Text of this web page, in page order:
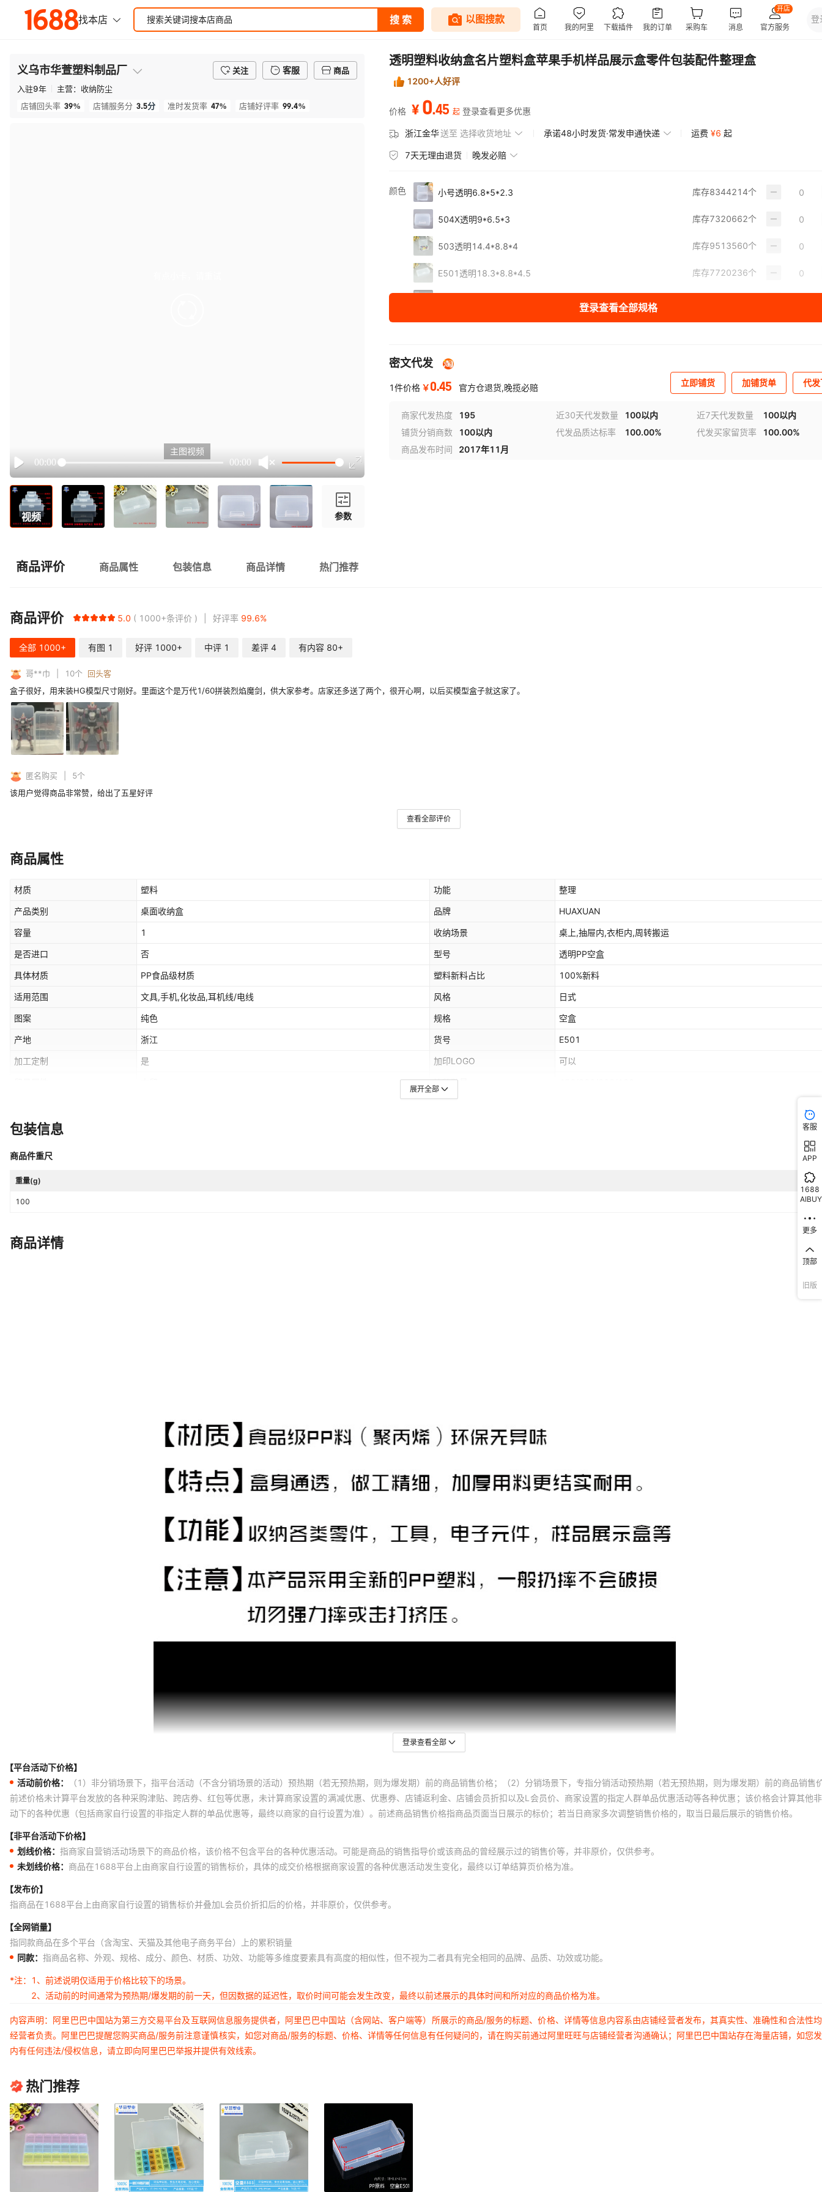
义乌市华萱塑料制品厂 关注 客服
商品
入驻9年 主营： 收纳防尘
店铺回头率 39% 店铺服务分 3.5分 准时发货率 47% 店铺好评率 99.4%
Play
00:00 00:00
主图视频
视频 参数
透明塑料收纳盒名片塑料盒苹果手机样品展示盒零件包装配件整理盒
1200+人好评
价格 ¥ 0.45 起 登录查看更多优惠
浙江金华送至 选择收货地址 承诺48小时发货·常发申通快递 运费 ¥6 起
7天无理由退货 晚发必赔
颜色 小号透明6.8*5*2.3 库存8344214个
504X透明9*6.5*3 库存7320662个
503透明14.4*8.8*4 库存9513560个
E501透明18.3*8.8*4.5 库存7720236个
10*7cm*3.2cm透明 库存67426212个
19.2*11*2.5cm 库存318190个
登录查看全部规格
密文代发
1件价格 ￥0.45 官方仓退货,晚揽必赔 立即铺货 加铺货单 代
商家代发热度 195 近30天代发数量 100以内 近7天代发数量
100以内
铺货分销商数
100以内 代发品质达标率 100.00% 代发买家留货率
100.00%
商品发布时间
2017年11月
商品评价 商品属性 包装信息 商品详情 热门推荐
商品评价 5.0 1000+条评价 好评率 99.6%
全部 1000+ 有图 1 好评 1000+ 中评 1 差评 4 有内容 80+
哥**巾 10个 回头客
盒子很好，用来装HG模型尺寸刚好。里面这个是万代1/60拼装烈焰魔剑，供大家参考。店家还多送了两个，很开心啊，以后买模型盒子就这家了。
匿名购买 5个
该用户觉得商品非常赞，给出了五星好评
查看全部评价
商品属性
材质 塑料 功能 整理
产品类别 桌面收纳盒 品牌 HUAXUAN
容量 1 收纳场景 桌上,抽屉内,衣柜内,周转搬运
是否进口 否 型号 透明PP空盒
具体材质 PP食品级材质 塑料新料占比 100%新料
适用范围 文具,手机,化妆品,耳机线/电线 风格 日式
图案 纯色 规格 空盒
产地 浙江 货号 E501
加工定制 是 加印LOGO 可以
箱装数量
专利
小号透明6.8*5*2.3,504X透明9*6.5*3,503透明14.4*8.8*4,E501
8.6*5.8*2cm,13*7.5*2.6cm,18.8*10.3*1.8cm,10*7cm*3.2cm透
主要下游平台
是否跨境出口专供货源
开合方式
展开全部
包装信息
商品件重尺
重量(g)
100
商品详情
登录查看全部
【平台活动下价格】
活动前价格：
（1）非分销场景下，指平台活动（不含分销场景的活动）预热期（若无预热期，则为爆发期）前的商品销售价格；（2）分销场景下，专指分销活动预热期（若无预热期，则为爆发期）前的商品销售
前述价格未计算平台发放的各种采购津贴、跨店券、红包等优惠，未计算商家设置的满减优惠、优惠券、店铺返利金、店铺会员折扣以及L会员价、商家设置的指定人群单品优惠活动等各种优惠；该价格会计算其他
动下的各种优惠（包括商家自行设置的非指定人群的单品优惠等，最终以商家的自行设置为准）。前述商品销售价格指商品页面当日展示的标价；若当日商家多次调整销售价格的，取当日最后展示的销售价格。
【非平台活动下价格】
划线价格： 指商家自营销活动场景下的商品价格，该价格不包含平台的各种优惠活动。可能是商品的销售指导价或该商品的曾经展示过的销售价等，并非原价，仅供参考。
未划线价格： 商品在1688平台上由商家自行设置的销售标价，具体的成交价格根据商家设置的各种优惠活动发生变化，最终以订单结算页价格为准。
【发布价】
指商品在1688平台上由商家自行设置的销售标价并叠加L会员价折扣后的价格，并非原价，仅供参考。
【全网销量】
指同款商品在多个平台（含淘宝、天猫及其他电子商务平台）上的累积销量
同款： 指商品名称、外观、规格、成分、颜色、材质、功效、功能等多维度要素具有高度的相似性，但不视为二者具有完全相同的品牌、品质、功效或功能。
*注：
1、前述说明仅适用于价格比较下的场景。
2、活动前的时间通常为预热期/爆发期的前一天，但因数据的延迟性，取价时间可能会发生改变，最终以前述展示的具体时间和所对应的商品价格为准。
内容声明：阿里巴巴中国站为第三方交易平台及互联网信息服务提供者，阿里巴巴中国站（含网站、客户端等）所展示的商品/服务的标题、价格、详情等信息内容系由店铺经营者发布，其真实性、准确性和合法性
经营者负责。阿里巴巴提醒您购买商品/服务前注意谨慎核实，如您对商品/服务的标题、价格、详情等任何信息有任何疑问的，请在购买前通过阿里旺旺与店铺经营者沟通确认；阿里巴巴中国站存在海量店铺，如您
内有任何违法/侵权信息，请立即向阿里巴巴举报并提供有效线索。
热门推荐
客服
APP
1688
AIBUY
更多
顶部
旧版